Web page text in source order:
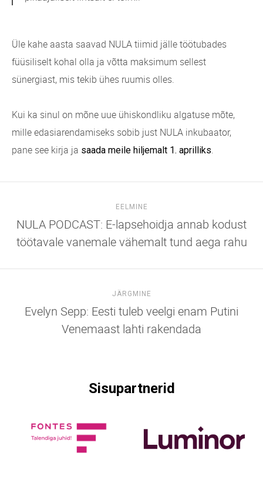
Üle kahe aasta saavad NULA tiimid jälle töötubades
füüsiliselt kohal olla ja võtta maksimum sellest
sünergiast, mis tekib ühes ruumis olles.
Kui ka sinul on mõne uue ühiskondliku algatuse mõte,
mille edasiarendamiseks sobib just NULA inkubaator,
pane see kirja ja saada meile hiljemalt 1. aprilliks.
EELMINE
NULA PODCAST: E-lapsehoidja annab kodust
töötavale vanemale vähemalt tund aega rahu
JÄRGMINE
Evelyn Sepp: Eesti tuleb veelgi enam Putini
Venemaast lahti rakendada
Sisupartnerid